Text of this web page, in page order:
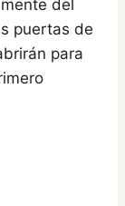
del
puertas de
para